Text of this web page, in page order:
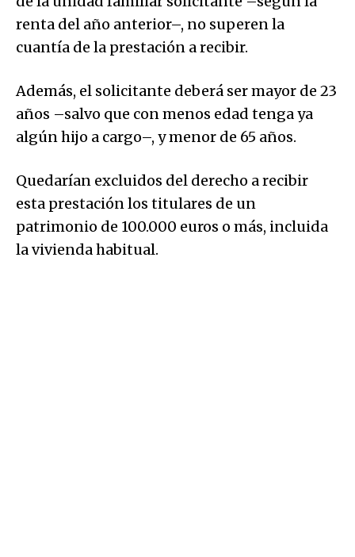
renta del año anterior–, no superen la
cuantía de la prestación a recibir.
Además, el solicitante deberá ser mayor de 23
años –salvo que con menos edad tenga ya
algún hijo a cargo–, y menor de 65 años.
Quedarían excluidos del derecho a recibir
esta prestación los titulares de un
patrimonio de 100.000 euros o más, incluida
la vivienda habitual.